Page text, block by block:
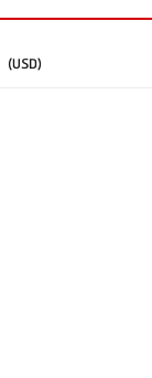
(USD)